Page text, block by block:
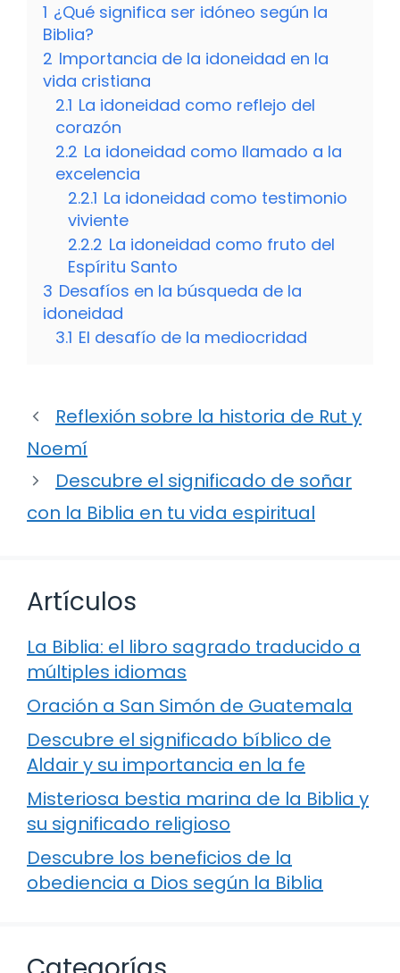
1 ¿Qué significa ser idóneo según la
Biblia?
2 Importancia de la idoneidad en la
vida cristiana
2.1 La idoneidad como reflejo del
corazón
2.2 La idoneidad como llamado a la
excelencia
2.2.1 La idoneidad como testimonio
viviente
2.2.2 La idoneidad como fruto del
Espíritu Santo
3 Desafíos en la búsqueda de la
idoneidad
3.1 El desafío de la mediocridad
Reflexión sobre la historia de Rut y
Noemí
Descubre el significado de soñar
con la Biblia en tu vida espiritual
Artículos
La Biblia: el libro sagrado traducido a
múltiples idiomas
Oración a San Simón de Guatemala
Descubre el significado bíblico de
Aldair y su importancia en la fe
Misteriosa bestia marina de la Biblia y
su significado religioso
Descubre los beneficios de la
obediencia a Dios según la Biblia